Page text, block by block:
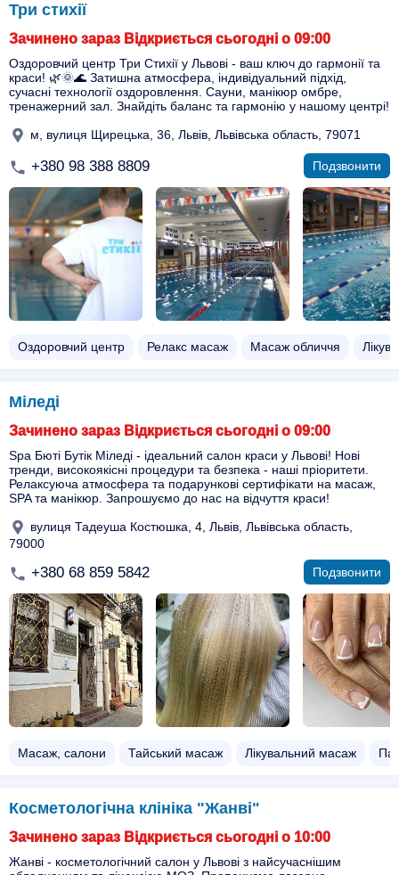
Три стихії
Зачинено зараз Відкриється сьогодні о 09:00
Оздоровчий центр Три Стихії у Львові - ваш ключ до гармонії та
краси! 🌿🌞🌊 Затишна атмосфера, індивідуальний підхід,
сучасні технології оздоровлення. Сауни, манікюр омбре,
тренажерний зал. Знайдіть баланс та гармонію у нашому центрі!
м, вулиця Щирецька, 36, Львів, Львівська область, 79071
+380 98 388 8809 Подзвонити
Оздоровчий центр Релакс масаж Масаж обличчя
Міледі
Зачинено зараз Відкриється сьогодні о 09:00
Spa Бюті Бутік Міледі - ідеальний салон краси у Львові! Нові
тренди, високоякісні процедури та безпека - наші пріоритети.
Релаксуюча атмосфера та подарункові сертифікати на масаж,
SPA та манікюр. Запрошуємо до нас на відчуття краси!
вулиця Тадеуша Костюшка, 4, Львів, Львівська область,
79000
+380 68 859 5842 Подзвонити
Масаж, салони Тайський масаж Лікувальний масаж
Косметологічна клініка "Жанві"
Зачинено зараз Відкриється сьогодні о 10:00
Жанві - косметологічний салон у Львові з найсучаснішим